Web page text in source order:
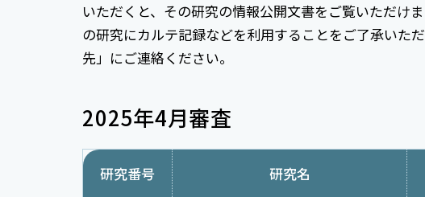
いただくと、その研究の情報公開文書をご覧いただけ
の研究にカルテ記録などを利用することをご了承いた
先」にご連絡ください。
2025年4月審査
研究番号 研究名